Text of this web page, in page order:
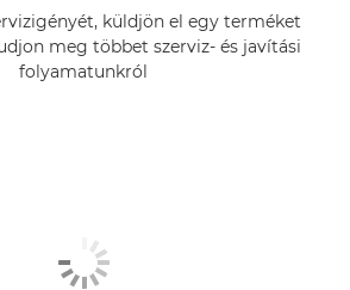
küldjön el egy terméket
meg többet szerviz- és javítási
folyamatunkról